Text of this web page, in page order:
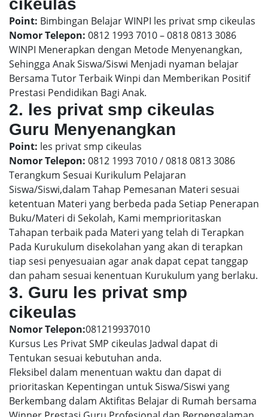
cikeulas
Point: Bimbingan Belajar WINPI les privat smp cikeulas
Nomor Telepon: 0812 1993 7010 – 0818 0813 3086
WINPI Menerapkan dengan Metode Menyenangkan,
Sehingga Anak Siswa/Siswi Menjadi nyaman belajar
Bersama Tutor Terbaik Winpi dan Memberikan Positif
Prestasi Pendidikan Bagi Anak.
2. les privat smp cikeulas
Guru Menyenangkan
Point: les privat smp cikeulas
Nomor Telepon: 0812 1993 7010 / 0818 0813 3086
Terangkum Sesuai Kurikulum Pelajaran
Siswa/Siswi,dalam Tahap Pemesanan Materi sesuai
ketentuan Materi yang berbeda pada Setiap Penerapan
Buku/Materi di Sekolah, Kami memprioritaskan
Tahapan terbaik pada Materi yang telah di Terapkan
Pada Kurukulum disekolahan yang akan di terapkan
tiap sesi penyesuaian agar anak dapat cepat tanggap
dan paham sesuai kenentuan Kurukulum yang berlaku.
3. Guru les privat smp
cikeulas
Nomor Telepon:081219937010
Kursus Les Privat SMP cikeulas Jadwal dapat di
Tentukan sesuai kebutuhan anda.
Fleksibel dalam menentuan waktu dan dapat di
prioritaskan Kepentingan untuk Siswa/Siswi yang
Berkembang dalam Aktifitas Belajar di Rumah bersama